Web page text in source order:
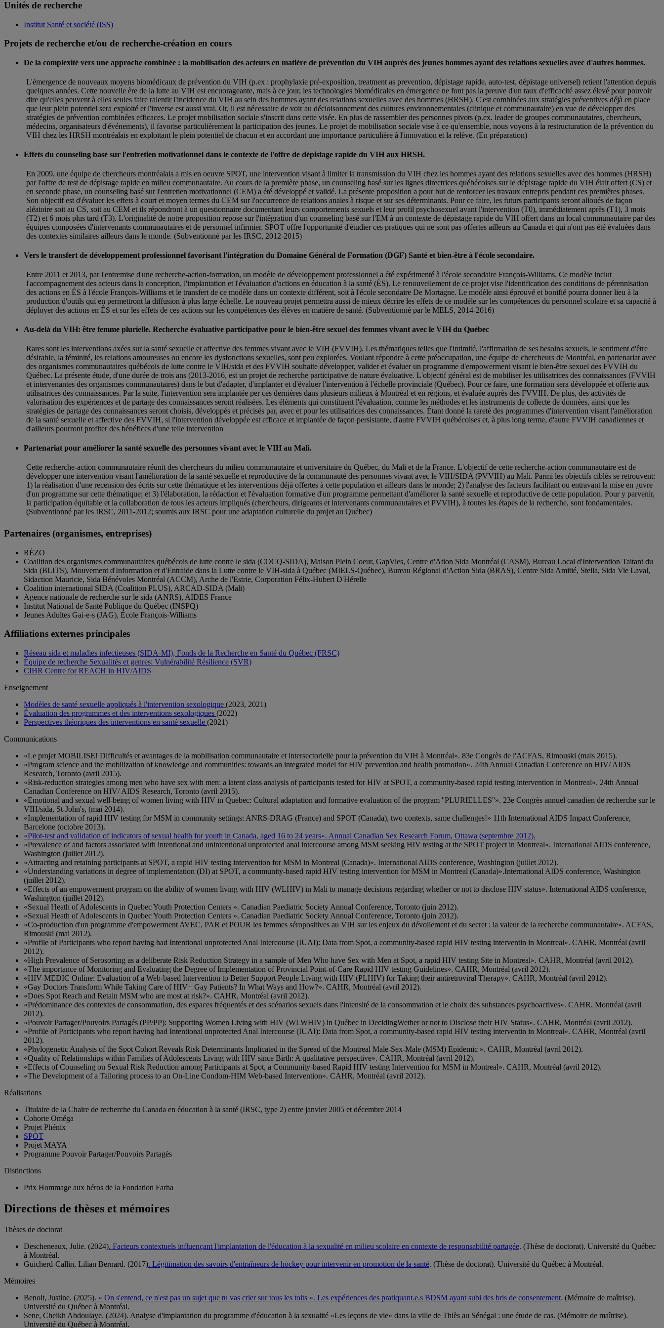
Unités de recherche
Institut Santé et société (ISS)
Projets de recherche et/ou de recherche-création en cours
De la complexité vers une approche combinée : la mobilisation des acteurs en matière de prévention du VIH auprès des jeunes hommes ayant des relations sexuelles avec d'autres hommes.
L'émergence de nouveaux moyens biomédicaux de prévention du VIH (p.ex : prophylaxie pré-exposition, treatment as prevention, dépistage rapide, auto-test, dépistage universel) retient l'attention depuis
quelques années. Cette nouvelle ère de la lutte au VIH est encuorageante, mais à ce jour, les technologies biomédicales en émergence ne font pas la preuve d'un taux d'efficacité assez élevé pour pouvoir
dire qu'elles peuvent à elles seules faire ralentir l'incidence du VIH au sein des hommes ayant des relations sexuelles avec des hommes (HRSH). C'est combinées aux stratégies préventives déjà en place
que leur plein potentiel sera exploité et l'inverse est aussi vrai. Or, il est nécessaire de voir au décloisonnement des cultures environnementales (clinique et communautaire) en vue de développer des
stratégies de prévention combinées efficaces. Le projet mobilisation sociale s'inscrit dans cette visée. En plus de rassembler des personnes pivots (p.ex. leader de groupes communautaires, chercheurs,
médecins, organisateurs d'événements), il favorise particulièrement la participation des jeunes. Le projet de mobilisation sociale vise à ce qu'ensemble, nous voyons à la restructuration de la prévention du
VIH chez les HRSH montréalais en exploitant le plein potentiel de chacun et en accordant une importance particulière à l'innovation et la relève. (En préparation)
Effets du counseling basé sur l'entretien motivationnel dans le contexte de l'offre de dépistage rapide du VIH aux HRSH.
En 2009, une équipe de chercheurs montréalais a mis en oeuvre SPOT, une intervention visant à limiter la transmission du VIH chez les hommes ayant des relations sexuelles avec des hommes (HRSH)
par l'offre de test de dépistage rapide en milieu communautaire. Au cours de la première phase, un counseling basé sur les lignes directrices québécoises sur le dépistage rapide du VIH était offert (CS) et
en seconde phase, un counseling basé sur l'entretien motivationnel (CEM) a été développé et validé. La présente proposition a pour but de renforcer les travaux entrepris pendant ces premières phases.
Son objectif est d'évaluer les effets à court et moyen termes du CEM sur l'occurrence de relations anales à risque et sur ses déterminants. Pour ce faire, les futurs participants seront alloués de façon
aléatoire soit au CS, soit au CEM et ils répondront à un questionnaire documentant leurs comportements sexuels et leur profil psychosexuel avant l'intervention (T0), immédiatement après (T1), 3 mois
(T2) et 6 mois plus tard (T3). L'originalité de notre proposition repose sur l'intégration d'un counseling basé sur l'EM à un contexte de dépistage rapide du VIH offert dans un local communautaire par des
équipes composées d'intervenants communautaires et de personnel infirmier. SPOT offre l'opportunité d'étudier ces pratiques qui ne sont pas offertes ailleurs au Canada et qui n'ont pas été évaluées dans
des contextes similaires ailleurs dans le monde. (Subventionné par les IRSC, 2012-2015)
Vers le transfert de développement professionnel favorisant l'intégration du Domaine Général de Formation (DGF) Santé et bien-être à l'école secondaire.
Entre 2011 et 2013, par l'entremise d'une recherche-action-formation, un modèle de développement professionnel a été expérimenté à l'école secondaire François-Williams. Ce modèle inclut
l'accompagnement des acteurs dans la conception, l'implantation et l'évaluation d'actions en éducation à la santé (ÉS). Le renouvellement de ce projet vise l'identification des conditions de pérennisation
des actions en ÉS à l'école François-Williams et le transfert de ce modèle dans un contexte différent, soit à l'école secondaire De Mortagne. Le modèle ainsi éprouvé et bonifié pourra donner lieu à la
production d'outils qui en permettront la diffusion à plus large échelle. Le nouveau projet permettra aussi de mieux décrire les effets de ce modèle sur les compétences du personnel scolaire et sa capacité à
déployer des actions en ÉS et sur les effets de ces actions sur les compétences des élèves en matière de santé. (Subventionné par le MELS, 2014-2016)
Au-delà du VIH: être femme plurielle. Recherche évaluative participative pour le bien-être sexuel des femmes vivant avec le VIH du Québec
Rares sont les interventions axées sur la santé sexuelle et affective des femmes vivant avec le VIH (FVVIH). Les thématiques telles que l'intimité, l'affirmation de ses besoins sexuels, le sentiment d'être
désirable, la féminité, les relations amoureuses ou encore les dysfonctions sexuelles, sont peu explorées. Voulant répondre à cette préoccupation, une équipe de chercheurs de Montréal, en partenariat avec
des organismes communautaires québécois de lutte contre le VIH/sida et des FVVIH souhaite développer, valider et évaluer un programme d'empowerment visant le bien-être sexuel des FVVIH du
Québec. La présente étude, d'une durée de trois ans (2013-2016, est un projet de recherche participative de nature évaluative. L'objectif général est de mobiliser les utilisatrices des connaissances (FVVIH
et intervenantes des organismes communautaires) dans le but d'adapter, d'implanter et d'évaluer l'intervention à l'échelle provinciale (Québec). Pour ce faire, une formation sera développée et offerte aux
utilisatrices des connaissances. Par la suite, l'intervention sera implantée per ces dernières dans plusieurs milieux à Montréal et en régions, et évaluée auprès des FVVIH. De plus, des activités de
valorisation des expériences et de partage des connaissances seront réalisées. Les éléments qui constituent l'évaluation, comme les méthodes et les instruments de collecte de données, ainsi que les
stratégies de partage des connaissances seront choisis, développés et précisés par, avec et pour les utilisatrices des connaissances. Étant donné la rareté des programmes d'intervention visant l'amélioration
de la santé sexuelle et affective des FVVIH, si l'intervention développée est efficace et implantée de façon persistante, d'autre FVVIH québécoises et, à plus long terme, d'autre FVVIH canadiennes et
d'ailleurs pourront profiter des bénéfices d'une telle intervention
Partenariat pour améliorer la santé sexuelle des personnes vivant avec le VIH au Mali.
Cette recherche-action communautaire réunit des chercheurs du milieu communautaire et universitaire du Québec, du Mali et de la France. L'objectif de cette recherche-action communautaire est de
développer une intervention visant l'amélioration de la santé sexuelle et reproductive de la communauté des personnes vivant avec le VIH/SIDA (PVVIH) au Mali. Parmi les objectifs ciblés se retrouvent:
1) la réalisation d'une recension des écrits sur cette thématique et les interventions déjà offertes à cette population et ailleurs dans le monde; 2) l'analyse des facteurs facilitant ou entravant la mise en ¿uvre
d'un programme sur cette thématique; et 3) l'élaboration, la rédaction et l'évaluation formative d'un programme permettant d'améliorer la santé sexuelle et reproductive de cette population. Pour y parvenir,
la participation équitable et la collaboration de tous les acteurs impliqués (chercheurs, dirigeants et intervenants communautaires et PVVIH), à toutes les étapes de la recherche, sont fondamentales.
(Subventionné par les IRSC, 2011-2012; soumis aux IRSC pour une adaptation culturelle du projet au Québec)
Partenaires (organismes, entreprises)
RÉZO
Coalition des organismes communautaires québécois de lutte contre le sida (COCQ-SIDA), Maison Plein Coeur, GapVies, Centre d'Ation Sida Montréal (CASM), Bureau Local d'Intervention Taitant du
Sida (BLITS), Mouvement d'Information et d'Entraide dans la Lutte contre le VIH-sida à Québec (MIELS-Québec), Bureau Régional d'Action Sida (BRAS), Centre Sida Amitié, Stella, Sida Vie Laval,
Sidaction Mauricie, Sida Bénévoles Montréal (ACCM), Arche de l'Estrie, Corporation Félix-Hubert D'Hérelle
Coalition international SIDA (Coalition PLUS), ARCAD-SIDA (Mali)
Agence nationale de recherche sur le sida (ANRS), AIDES France
Institut National de Santé Publique du Québec (INSPQ)
Jeunes Adultes Gai-e-s (JAG), École François-Williams
Affiliations externes principales
Réseau sida et maladies infectieuses (SIDA-MI), Fonds de la Recherche en Santé du Québec (FRSC)
Équipe de recherche Sexualités et genres: Vulnérabilité Résilience (SVR)
CIHR Centre for REACH in HIV/AIDS
Enseignement
Modèles de santé sexuelle appliqués à l'intervention sexologique (2023, 2021)
Évaluation des programmes et des interventions sexologiques (2022)
Perspectives théoriques des interventions en santé sexuelle (2021)
Communications
«Le projet MOBILISE! Difficultés et avantages de la mobilisation communautaire et intersectorielle pour la prévention du VIH à Montréal». 83e Congrès de l'ACFAS, Rimouski (mais 2015).
«Program science and the mobilization of knowledge and communities: towards an integrated model for HIV prevention and health promotion». 24th Annual Canadian Conference on HIV/ AIDS
Research, Toronto (avril 2015).
«Risk-reduction strategies among men who have sex with men: a latent class analysis of participants tested for HIV at SPOT, a community-based rapid testing intervention in Montreal». 24th Annual
Canadian Conference on HIV/ AIDS Research, Toronto (avril 2015).
«Emotional and sexual well-being of women living with HIV in Quebec: Cultural adaptation and formative evaluation of the program ''PLURIELLES''». 23e Congrès annuel canadien de recherche sur le
VIH/sida, St-John's, (mai 2014).
«Implementation of rapid HIV testing for MSM in community settings: ANRS-DRAG (France) and SPOT (Canada), two contexts, same challenges!» 11th International AIDS Impact Conference,
Barcelone (octobre 2013).
«Pilot-test and validation of indicators of sexual health for youth in Canada, aged 16 to 24 years». Annual Canadian Sex Research Forum, Ottawa (septembre 2012).
«Prevalence of and factors associated with intentional and unintentional unprotected anal intercourse among MSM seeking HIV testing at the SPOT project in Montreal». International AIDS conference,
Washington (juillet 2012).
«Attracting and retaining participants at SPOT, a rapid HIV testing intervention for MSM in Montreal (Canada)». International AIDS conference, Washington (juillet 2012).
«Understanding variations in degree of implementation (DI) at SPOT, a community-based rapid HIV testing intervention for MSM in Montreal (Canada)».International AIDS conference, Washington
(juillet 2012).
«Effects of an empowerment program on the ability of women living with HIV (WLHIV) in Mali to manage decisions regarding whether or not to disclose HIV status». International AIDS conference,
Washington (juillet 2012).
«Sexual Heath of Adolescents in Quebec Youth Protection Centers ». Canadian Paediatric Society Annual Conference, Toronto (juin 2012).
«Sexual Heath of Adolescents in Quebec Youth Protection Centers ». Canadian Paediatric Society Annual Conference, Toronto (juin 2012).
«Co-production d'un programme d'empowerment AVEC, PAR et POUR les femmes séropositives au VIH sur les enjeux du dévoilement et du secret : la valeur de la recherche communautaire». ACFAS,
Rimouski (mai 2012).
«Profile of Participants who report having had Intentional unprotected Anal Intercourse (IUAI): Data from Spot, a community-based rapid HIV testing interventin in Montreal». CAHR, Montréal (avril
2012).
«High Prevalence of Serosorting as a deliberate Risk Reduction Strategy in a sample of Men Who have Sex with Men at Spot, a rapid HIV testing Site in Montreal». CAHR, Montréal (avril 2012).
«The importance of Monitoring and Evaluating the Degree of Implementation of Provincial Point-of-Care Rapid HIV testing Guidelines». CAHR, Montréal (avril 2012).
«HIV-MEDIC Online: Evaluation of a Web-based Intervention to Better Support People Living with HIV (PLHIV) for Taking their antiretroviral Therapy». CAHR, Montréal (avril 2012).
«Gay Doctors Transform While Taking Care of HIV+ Gay Patients? In What Ways and How?». CAHR, Montréal (avril 2012).
«Does Spot Reach and Retain MSM who are most at risk?». CAHR, Montréal (avril 2012).
«Prédominance des contextes de consommation, des espaces fréquentés et des scénarios sexuels dans l'intensité de la consommation et le choix des substances psychoactives». CAHR, Montréal (avril
2012).
«Pouvoir Partager/Pouvoirs Partagés (PP/PP): Supporting Women Living with HIV (WLWHIV) in Québec in DecidingWether or not to Disclose their HIV Status». CAHR, Montréal (avril 2012).
«Profile of Participants who report having had Intentional unprotected Anal Intercourse (IUAI): Data from Spot, a community-based rapid HIV testing interventin in Montreal». CAHR, Montréal (avril
2012).
«Phylogenetic Analysis of the Spot Cohort Reveals Risk Determinants Implicated in the Spread of the Montreal Male-Sex-Male (MSM) Epidemic ». CAHR, Montréal (avril 2012).
«Quality of Relationships within Families of Adolescents Living with HIV since Birth: A qualitative perspective». CAHR, Montréal (avril 2012).
«Effects of Counseling on Sexual Risk Reduction among Participants at Spot, a Community-based Rapid HIV testing Intervention for MSM in Montreal». CAHR, Montréal (avril 2012).
«The Development of a Tailoring process to an On-Line Condom-HIM Web-based Intervention». CAHR, Montréal (avril 2012).
Réalisations
Titulaire de la Chaire de recherche du Canada en éducation à la santé (IRSC, type 2) entre janvier 2005 et décembre 2014
Cohorte Oméga
Projet Phénix
SPOT
Projet MAYA
Programme Pouvoir Partager/Pouvoirs Partagés
Distinctions
Prix Hommage aux héros de la Fondation Farha
Directions de thèses et mémoires
Thèses de doctorat
Descheneaux, Julie. (2024). Facteurs contextuels influençant l'implantation de l'éducation à la sexualité en milieu scolaire en contexte de responsabilité partagée. (Thèse de doctorat). Université du Québec
à Montréal.
Guicherd-Callin, Lilian Bernard. (2017). Légitimation des savoirs d'entraîneurs de hockey pour intervenir en promotion de la santé. (Thèse de doctorat). Université du Québec à Montréal.
Mémoires
Benoit, Justine. (2025). « On s'entend, ce n'est pas un sujet que tu vas crier sur tous les toits ». Les expériences des pratiquant.e.s BDSM ayant subi des bris de consentement. (Mémoire de maîtrise).
Université du Québec à Montréal.
Sene, Cheikh Abdoulaye. (2024). Analyse d'implantation du programme d'éducation à la sexualité «Les leçons de vie» dans la ville de Thiès au Sénégal : une étude de cas. (Mémoire de maîtrise).
Université du Québec à Montréal.